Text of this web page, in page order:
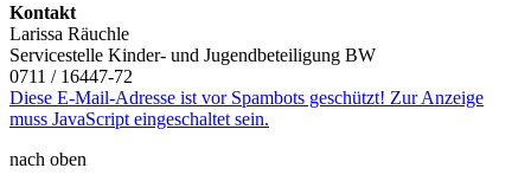
Kontakt
Larissa Räuchle
Servicestelle Kinder- und Jugendbeteiligung BW
0711 / 16447-72
Diese E-Mail-Adresse ist vor Spambots geschützt! Zur Anzeige
muss JavaScript eingeschaltet sein.
nach oben